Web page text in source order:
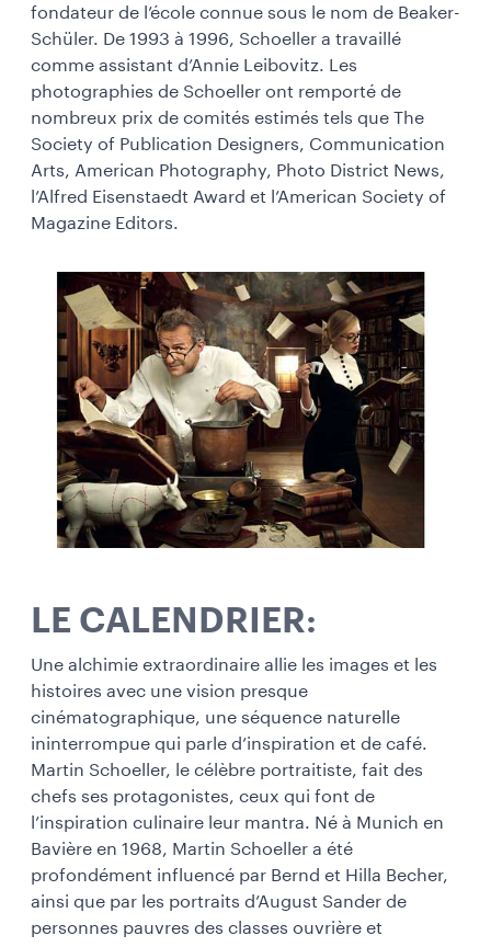
fondateur de l’école connue sous le nom de Beaker-
Schüler. De 1993 à 1996, Schoeller a travaillé
comme assistant d’Annie Leibovitz. Les
photographies de Schoeller ont remporté de
nombreux prix de comités estimés tels que The
Society of Publication Designers, Communication
Arts, American Photography, Photo District News,
l’Alfred Eisenstaedt Award et l’American Society of
Magazine Editors.
LE CALENDRIER:
Une alchimie extraordinaire allie les images et les
histoires avec une vision presque
cinématographique, une séquence naturelle
ininterrompue qui parle d’inspiration et de café.
Martin Schoeller, le célèbre portraitiste, fait des
chefs ses protagonistes, ceux qui font de
l’inspiration culinaire leur mantra. Né à Munich en
Bavière en 1968, Martin Schoeller a été
profondément influencé par Bernd et Hilla Becher,
ainsi que par les portraits d’August Sander de
personnes pauvres des classes ouvrière et